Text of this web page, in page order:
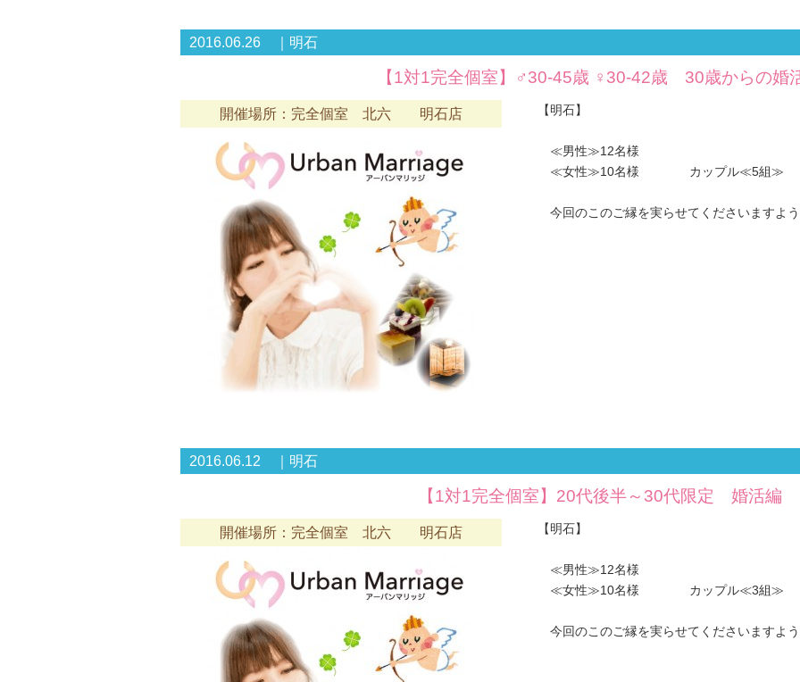
2016.06.26 ｜明石
【1対1完全個室】♂30-45歳 ♀30-42歳 30歳からの婚
開催場所：完全個室 北六 明石店 【明石】
≪男性≫12名様
≪女性≫10名様 カップル≪5組≫
今回のこのご縁を実らせてくださいますよ
2016.06.12 ｜明石
【1対1完全個室】20代後半～30代限定 婚活編
開催場所：完全個室 北六 明石店 【明石】
≪男性≫12名様
≪女性≫10名様 カップル≪3組≫
今回のこのご縁を実らせてくださいますよ